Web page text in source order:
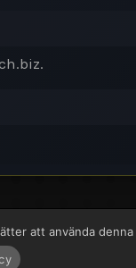
att använda